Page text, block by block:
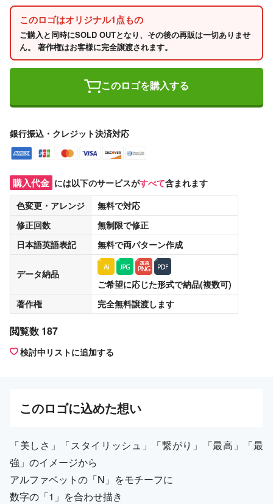
このロゴはオリジナル1点もの
ご購入と同時にSOLD OUTとなり、その後の再販は一切ありませ
ん。 著作権はお客様に完全譲渡されます。
このロゴを購入する
銀行振込・クレジット決済対応
購入代金 には以下のサービスがすべて含まれます
色変更・アレンジ
無料で対応
修正回数
無制限で修正
日本語英語表記
無料で両パターン作成
データ納品
ご希望に応じた形式で納品(複数可)
著作権
完全無料譲渡します
閲覧数 187
検討中リストに追加する
このロゴに込めた想い
「美しさ」「スタイリッシュ」「繋がり」「最高」「最
強」のイメージから
アルファベットの「N」をモチーフに
数字の「1」を合わせ描き